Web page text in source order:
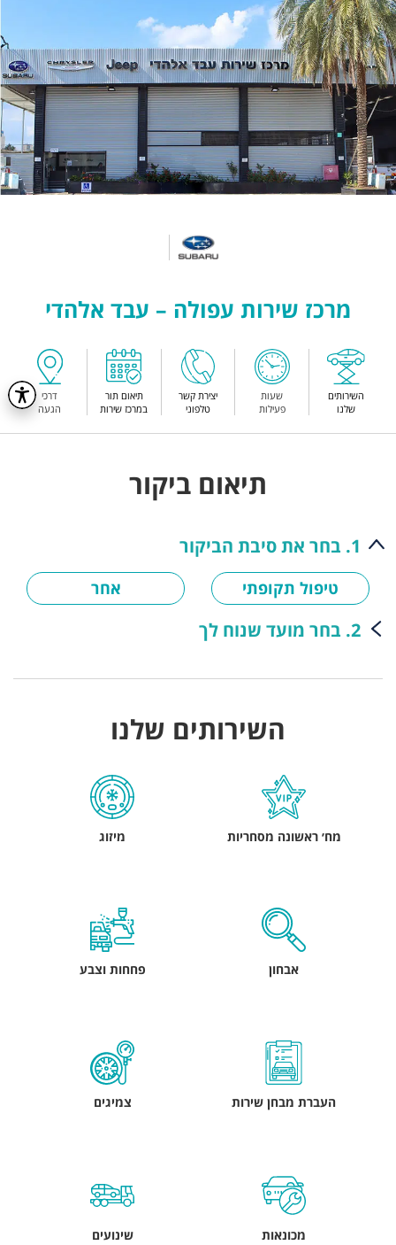
מרכז שירות עפולה – עבד אלהדי
השירותים
שלנו
שעות
פעילות
יצירת קשר
טלפוני
תיאום תור
במרכז שירות
דרכי
הגעה
תיאום ביקור
1. בחר את סיבת הביקור
טיפול תקופתי אחר
2. בחר מועד שנוח לך
השירותים שלנו
מח׳ ראשונה מסחריות מיזוג
אבחון פחחות וצבע
העברת מבחן שירות צמיגים
מכונאות שינועים